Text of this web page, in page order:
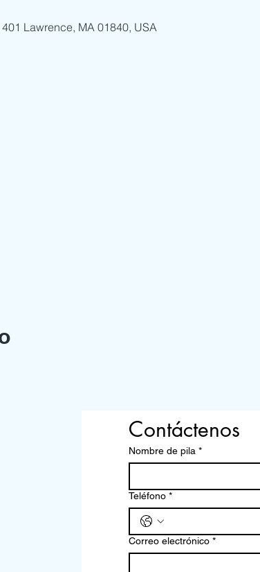
Lawrence, MA 01840, USA
Contáctenos
Nombre de pila *
Teléfono *
Correo electrónico *